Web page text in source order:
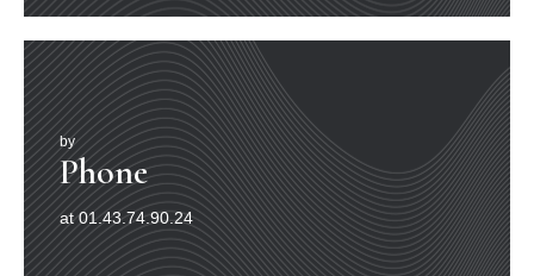
chameau », « Pensée pour son pays natal » et «
L’avenir rayonnant ». C’est une symphonie de la
musique traditionnelle chinoise. Les instruments :
Suona (trompe chinoise), Yang Qin (cithare à cordes
frappées), Zhu Di (flûte en bambou), Erhu (viole à deux
cordes), Sheng (orgue à bouche), Pipa (luth-mandoline),
Da Ti (violoncelle), Banhu (viole à caisse plate), Guban
(petit tambour plat), Da Gu (grand tambour), Xiao Gu
(petit tambour), Naobo (grosse cymbale de 20 cm de
diamètre), Luo (gong).
by
Phone
at 01.43.74.90.24